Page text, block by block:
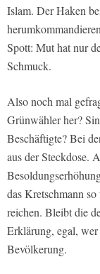
Islam. Der Haken
Spott: Mut hat nur
Schmuck.
Also noch mal
Grünwähler her?
Beschäftigte? Bei
aus der Steckdose.
das Kretschmann
reichen. Bleibt die
Erklärung, egal,
Bevölkerung.